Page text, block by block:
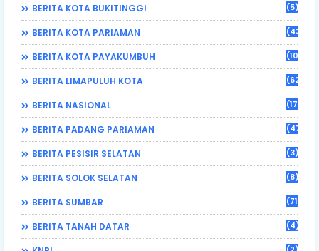
BERITA KOTA BUKITINGGI (5)
BERITA KOTA PARIAMAN (43)
BERITA KOTA PAYAKUMBUH (108)
BERITA LIMAPULUH KOTA (62)
BERITA NASIONAL (17)
BERITA PADANG PARIAMAN (470)
BERITA PESISIR SELATAN (3)
BERITA SOLOK SELATAN (8)
BERITA SUMBAR (71)
BERITA TANAH DATAR (4)